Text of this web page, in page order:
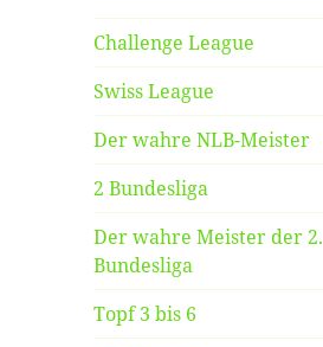
Challenge League
Swiss League
Der wahre NLB-Meister
2 Bundesliga
Der wahre Meister der 2.
Bundesliga
Topf 3 bis 6